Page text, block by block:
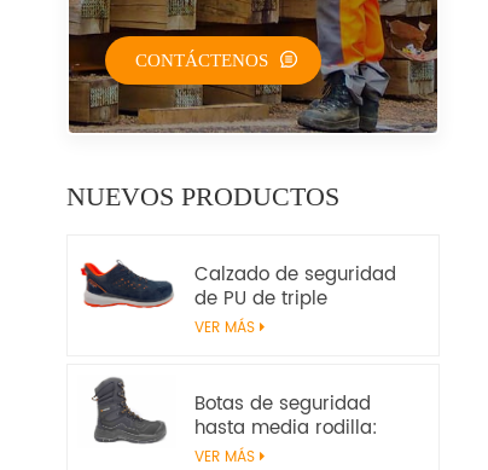
CONTÁCTENOS
NUEVOS PRODUCTOS
Calzado de seguridad
de PU de triple
densidad | EN ISO
trabajo sin metal
VER MÁS
Botas de seguridad
hasta media rodilla:
resistentes, resistentes
VER MÁS